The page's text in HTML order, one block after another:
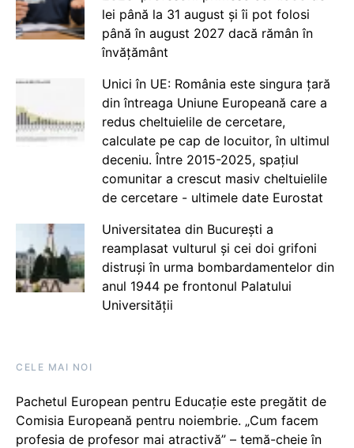
lei până la 31 august și îi pot folosi
până în august 2027 dacă rămân în
învățământ
Unici în UE: România este singura țară
din întreaga Uniune Europeană care a
redus cheltuielile de cercetare,
calculate pe cap de locuitor, în ultimul
deceniu. Între 2015-2025, spațiul
comunitar a crescut masiv cheltuielile
de cercetare - ultimele date Eurostat
Universitatea din București a
reamplasat vulturul și cei doi grifoni
distruși în urma bombardamentelor din
anul 1944 pe frontonul Palatului
Universității
CELE MAI NOI
Pachetul European pentru Educație este pregătit de
Comisia Europeană pentru noiembrie. „Cum facem
profesia de profesor mai atractivă” – temă-cheie în